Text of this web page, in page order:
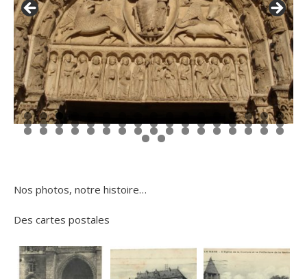
0 1 2 3 4 5 6 7
8 9 0 1 2 3 4 5 6 7 8 9 0 1 2 3 4
5 6 7 8 9 0 1 2 3 4 5 6 7 8 9 0 1
2 3
Nos photos, notre histoire…
Des cartes postales